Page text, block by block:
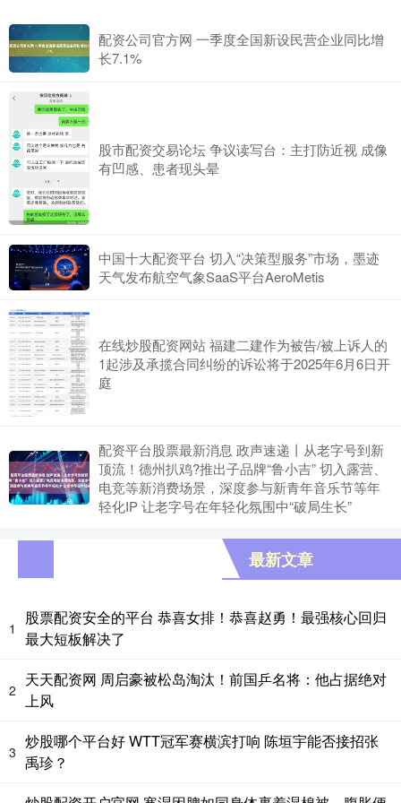
配资公司官方网 一季度全国新设民营企业同比增
长7.1%
股市配资交易论坛 争议读写台：主打防近视 成像
有凹感、患者现头晕
中国十大配资平台 切入“决策型服务”市场，墨迹
天气发布航空气象SaaS平台AeroMetis
在线炒股配资网站 福建二建作为被告/被上诉人的
1起涉及承揽合同纠纷的诉讼将于2025年6月6日开
庭
配资平台股票最新消息 政声速递丨从老字号到新
顶流！德州扒鸡?推出子品牌“鲁小吉” 切入露营、
电竞等新消费场景，深度参与新青年音乐节等年
轻化IP 让老字号在年轻化氛围中“破局生长”
最新文章
1
股票配资安全的平台 恭喜女排！恭喜赵勇！最强核心回归
最大短板解决了
2
天天配资网 周启豪被松岛淘汰！前国乒名将：他占据绝对
上风
3
炒股哪个平台好 WTT冠军赛横滨打响 陈垣宇能否接招张
禹珍？